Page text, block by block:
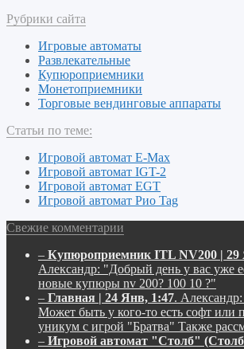
Рубрики сайта
Игровые автоматы
Развлекательные
Купюроприемники
Монетоприемники
Торговые вендинговые аппараты
Статьи по теме:
Игровой автомат E-Max
Игровой автомат IGT-2
Игровой автомат EGT
Игровой автомат Рио Tag
Свежие комментарии
– Купюроприемник ITL NV200 | 29
Александр: "Добрый день у вас уже
новые купюры nv 200? 100 10 ?"
– Главная | 24 Янв, 1:47. Александр:
Может быть у кого-то есть софт или
уникум с игрой "Братва" Также
– Игровой автомат "Столб"